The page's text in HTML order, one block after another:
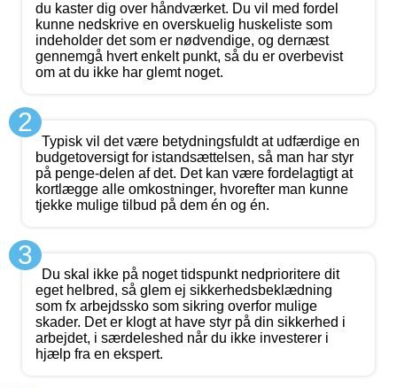
du kaster dig over håndværket. Du vil med fordel
kunne nedskrive en overskuelig huskeliste som
indeholder det som er nødvendige, og dernæst
gennemgå hvert enkelt punkt, så du er overbevist
om at du ikke har glemt noget.
2
Typisk vil det være betydningsfuldt at udfærdige en
budgetoversigt for istandsættelsen, så man har styr
på penge-delen af det. Det kan være fordelagtigt at
kortlægge alle omkostninger, hvorefter man kunne
tjekke mulige tilbud på dem én og én.
3
Du skal ikke på noget tidspunkt nedprioritere dit
eget helbred, så glem ej sikkerhedsbeklædning
som fx arbejdssko som sikring overfor mulige
skader. Det er klogt at have styr på din sikkerhed i
arbejdet, i særdeleshed når du ikke investerer i
hjælp fra en ekspert.